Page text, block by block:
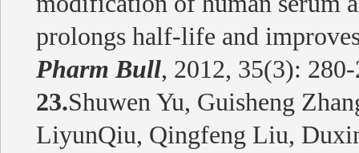
prolongs half-life and
Pharm Bull, 2012, 35(3):
23.Shuwen Yu, Guisheng
LiyunQiu, Qingfeng Liu,